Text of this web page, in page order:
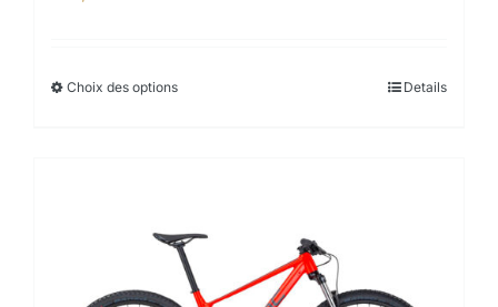
Choix des optionsThis
The
options
may
Details